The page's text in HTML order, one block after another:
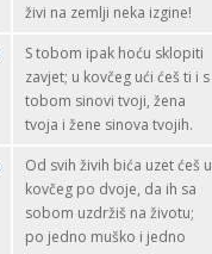
živi na zemlji neka izgine!
S tobom ipak hoću sklopiti
zavjet; u kovčeg ući ćeš ti i s
tobom sinovi tvoji, žena
tvoja i žene sinova tvojih.
Od svih živih bića uzet ćeš u
kovčeg po dvoje, da ih sa
sobom uzdržiš na životu;
po jedno muško i jedno